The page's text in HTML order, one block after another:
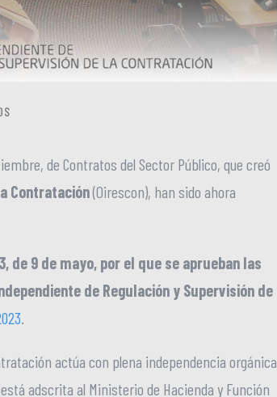
de Contratos del Sector Público, que creó
Contratación(Oirescon), han sido ahora
de 9 de mayo, por el que se aprueban las
de Regulación y Supervisión de
.
actúa con plena independencia orgánica
adscrita al Ministerio de Hacienda y Función